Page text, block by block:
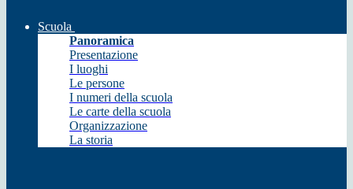
Scuola
Panoramica
Presentazione
I luoghi
Le persone
I numeri della scuola
Le carte della scuola
Organizzazione
La storia